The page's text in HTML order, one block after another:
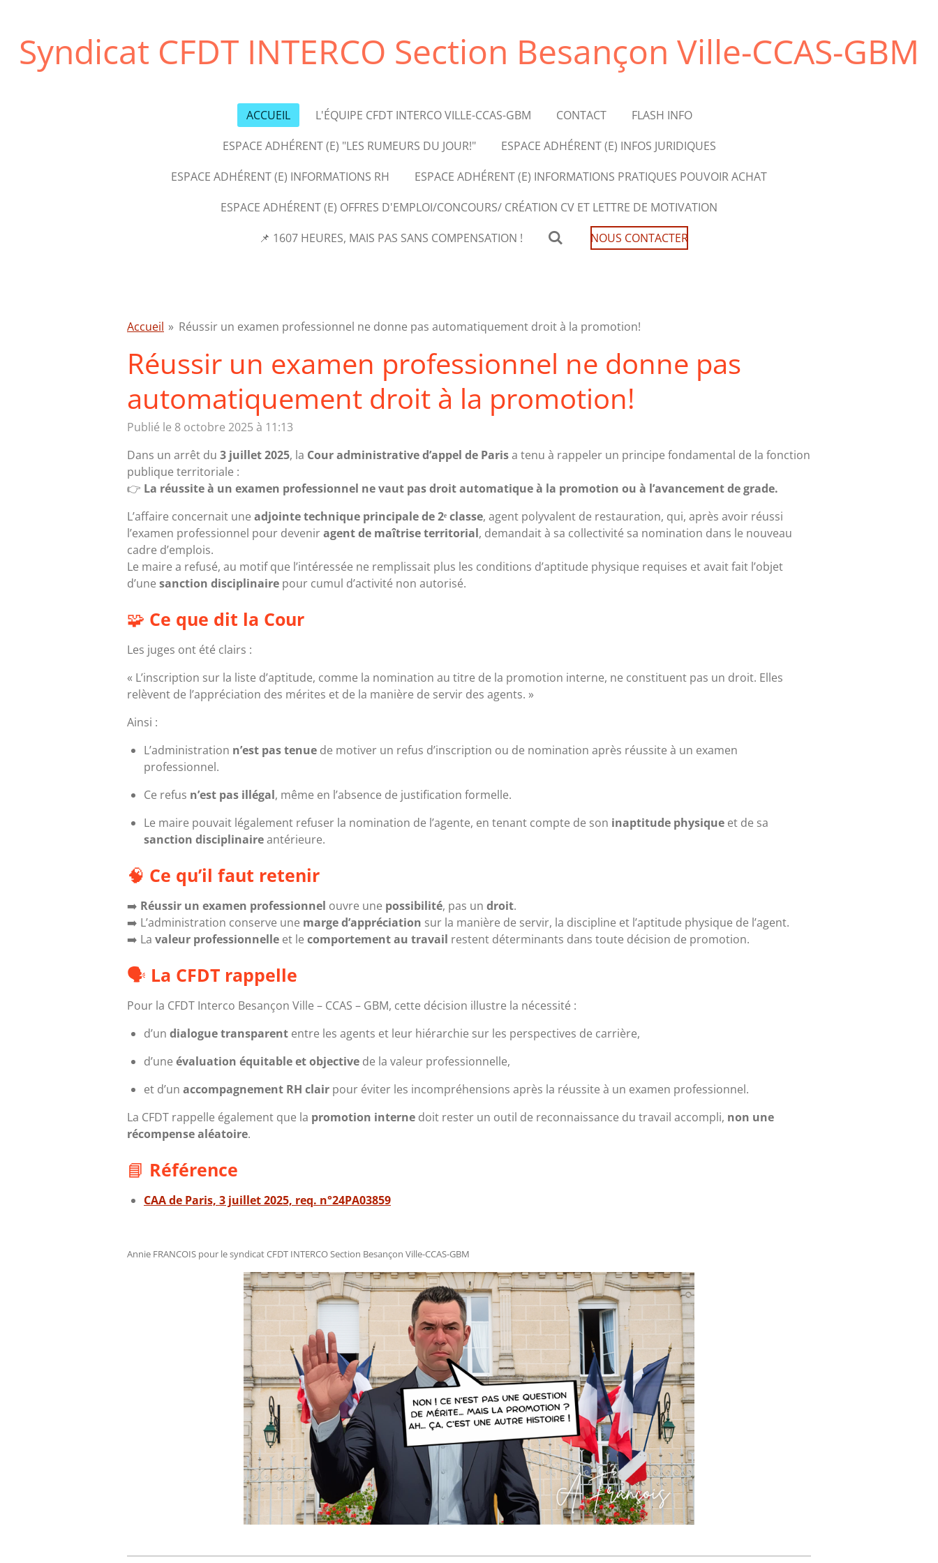
contenu
principal
Syndicat CFDT INTERCO Section Besançon Ville-CCAS-GBM
ACCUEIL L'ÉQUIPE CFDT INTERCO VILLE-CCAS-GBM CONTACT
FLASH INFO
ESPACE ADHÉRENT (E) "LES RUMEURS DU JOUR!"
ESPACE ADHÉRENT (E) INFOS JURIDIQUES
ESPACE ADHÉRENT (E) INFORMATIONS RH
ESPACE ADHÉRENT (E) INFORMATIONS PRATIQUES POUVOIR ACHAT
ESPACE ADHÉRENT (E) OFFRES D'EMPLOI/CONCOURS/ CRÉATION CV ET LETTRE DE MOTIVATION
📌 1607 HEURES, MAIS PAS SANS COMPENSATION !
NOUS CONTACTER
Accueil » Réussir un examen professionnel ne donne pas automatiquement droit à la promotion!
Réussir un examen professionnel ne donne pas
automatiquement droit à la promotion!
Publié le 8 octobre 2025 à 11:13
Dans un arrêt du 3 juillet 2025, la Cour administrative d’appel de Parisa tenu à rappeler un principe fondamental de la fonction
publique territoriale :
👉 La réussite à un examen professionnel ne vaut pas droit automatique à la promotion ou à l’avancement de grade.
L’affaire concernait une adjointe technique principale de 2ᵉ classe, agent polyvalent de restauration, qui, après avoir réussi
l’examen professionnel pour deveniragent de maîtrise territorial, demandait à sa collectivité sa nomination dans le nouveau
cadre d’emplois.
Le maire a refusé, au motif que l’intéressée ne remplissait plus les conditions d’aptitude physique requises et avait fait l’objet
d’une sanction disciplinaire pour cumul d’activité non autorisé.
🧩 Ce que dit la Cour
Les juges ont été clairs :
« L’inscription sur la liste d’aptitude, comme la nomination au titre de la promotion interne, ne constituent pas un droit. Elles
relèvent de l’appréciation des mérites et de la manière de servir des agents. »
Ainsi :
L’administration n’est pas tenue de motiver un refus d’inscription ou de nomination après réussite à un examen
professionnel.
Ce refus n’est pas illégal, même en l’absence de justification formelle.
Le maire pouvait légalement refuser la nomination de l’agente, en tenant compte de son inaptitude physique et de sa
sanction disciplinaireantérieure.
🧠 Ce qu’il faut retenir
➡️ Réussir un examen professionnel ouvre une possibilité, pas un droit.
➡️ L’administration conserve une marge d’appréciation sur la manière de servir, la discipline et l’aptitude physique de l’agent.
➡️ La valeur professionnelle et le comportement au travail restent déterminants dans toute décision de promotion.
🗣️ La CFDT rappelle
Pour la CFDT Interco Besançon Ville – CCAS – GBM, cette décision illustre la nécessité :
d’un dialogue transparent entre les agents et leur hiérarchie sur les perspectives de carrière,
d’une évaluation équitable et objective de la valeur professionnelle,
et d’un accompagnement RH clair pour éviter les incompréhensions après la réussite à un examen professionnel.
La CFDT rappelle également que la promotion interne doit rester un outil de reconnaissance du travail accompli, non une
récompense aléatoire.
📘 Référence
CAA de Paris, 3 juillet 2025, req. n°24PA03859
Annie FRANCOIS pour le syndicat CFDT INTERCO Section Besançon Ville-CCAS-GBM